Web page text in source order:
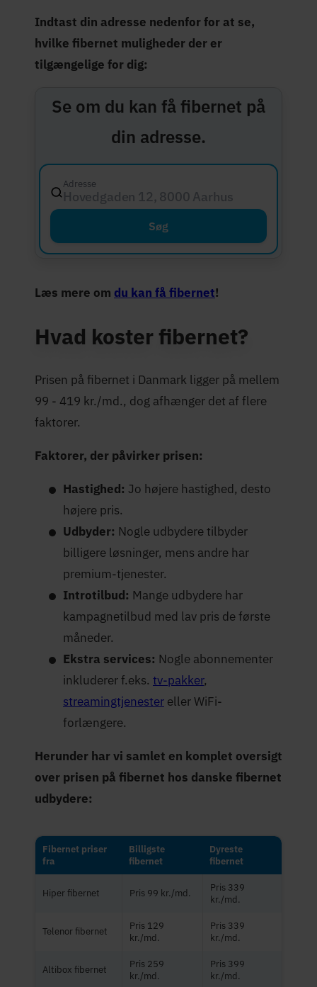
Indtast din adresse nedenfor for at se,
hvilke fibernet muligheder der er
tilgængelige for dig:
Se om du kan få fibernet på
din adresse.
Adresse
Hovedgaden 12, 8000 Aarhus C
Søg
Læs mere om du kan få fibernet!
Hvad koster fibernet?
Prisen på fibernet i Danmark ligger på mellem
99 - 419 kr./md., dog afhænger det af flere
faktorer.
Faktorer, der påvirker prisen:
Hastighed: Jo højere hastighed, desto
højere pris.
Udbyder: Nogle udbydere tilbyder
billigere løsninger, mens andre har
premium-tjenester.
Introtilbud: Mange udbydere har
kampagnetilbud med lav pris de første
måneder.
Ekstra services: Nogle abonnementer
inkluderer f.eks. tv-pakker,
streamingtjenester eller WiFi-
forlængere.
Herunder har vi samlet en komplet oversigt
over prisen på fibernet hos danske fibernet
udbydere:
Fibernet priser
fra
Billigste
fibernet
Dyreste
fibernet
Hiper fibernet Pris 99 kr./md.
Pris 339
kr./md.
Telenor fibernet
Pris 129
kr./md.
Pris 339
kr./md.
Altibox fibernet
Pris 259
kr./md.
Pris 399
kr./md.